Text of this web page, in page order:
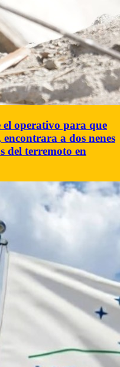
el operativo para que
a dos nenes
del terremoto en